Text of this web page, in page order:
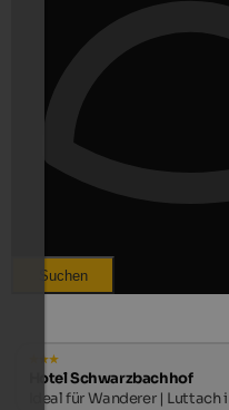
Suchen
Hotel Schwarzbachhof
Ideal für Wanderer |